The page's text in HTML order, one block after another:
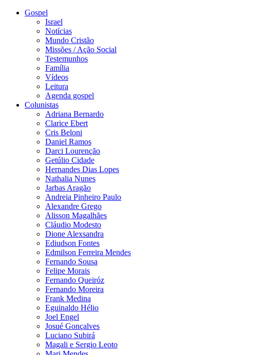
Gospel
Israel
Notícias
Mundo Cristão
Missões / Ação Social
Testemunhos
Família
Vídeos
Leitura
Agenda gospel
Colunistas
Adriana Bernardo
Clarice Ebert
Cris Beloni
Daniel Ramos
Darci Lourenção
Getúlio Cidade
Hernandes Dias Lopes
Nathalia Nunes
Jarbas Aragão
Andreia Pinheiro Paulo
Alexandre Grego
Alisson Magalhães
Cláudio Modesto
Dione Alexsandra
Ediudson Fontes
Edmilson Ferreira Mendes
Fernando Sousa
Felipe Morais
Fernando Queiróz
Fernando Moreira
Frank Medina
Eguinaldo Hélio
Joel Engel
Josué Gonçalves
Luciano Subirá
Magali e Sergio Leoto